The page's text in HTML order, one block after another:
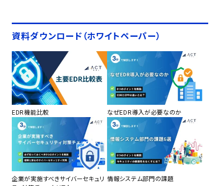
資料ダウンロード（ホワイトペーパー）
EDR機能比較 なぜEDR導入が必要なのか
企業が実施すべきサイバーセキュリ 情報システム部門の課題